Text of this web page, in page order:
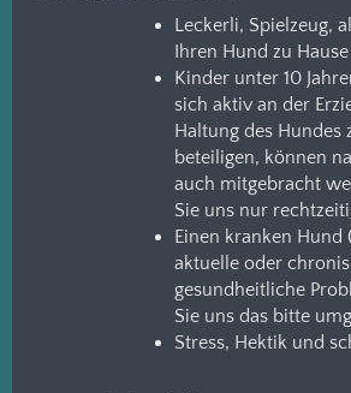
Leckerli, Spielzeug,
Ihren Hund zu
Kinder unter 10
sich aktiv an der
Haltung des Hundes
beteiligen, können
auch mitgebracht
Sie uns nur
Einen kranken Hund
aktuelle oder
gesundheitliche
Sie uns das bitte
Stress, Hektik und